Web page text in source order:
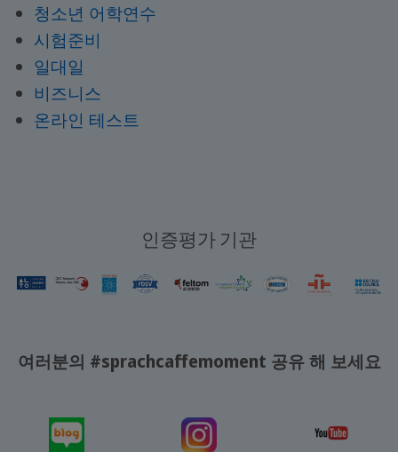
청소년 어학연수
시험준비
일대일
비즈니스
온라인 테스트
인증평가 기관
여러분의 #sprachcaffemoment 공유 해 보세요